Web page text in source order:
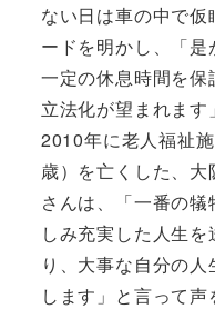
ない日は車の中で
ードを明かし、「
一定の休息時間を
立法化が望まれます
2010年に老人福祉
歳）を亡くした、
さんは、「一番の
しみ充実した人生
り、大事な自分の
します」と言って声